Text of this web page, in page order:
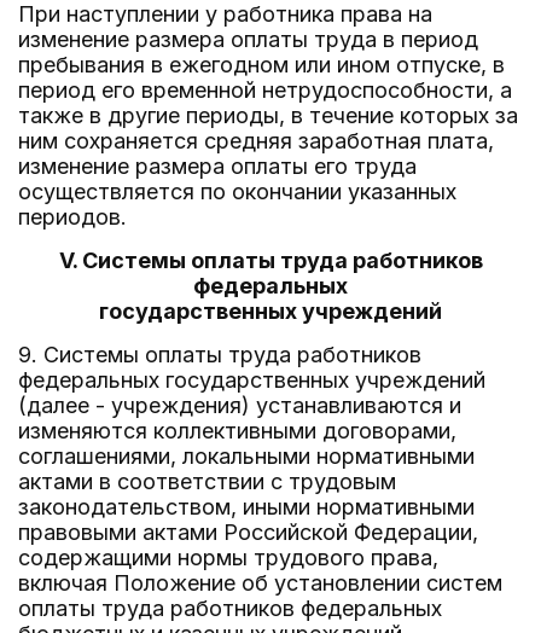
При наступлении у работника права на
изменение размера оплаты труда в период
пребывания в ежегодном или ином отпуске, в
период его временной нетрудоспособности, а
также в другие периоды, в течение которых за
ним сохраняется средняя заработная плата,
изменение размера оплаты его труда
осуществляется по окончании указанных
периодов.
V. Системы оплаты труда работников
федеральных
государственных учреждений
9. Системы оплаты труда работников
федеральных государственных учреждений
(далее - учреждения) устанавливаются и
изменяются коллективными договорами,
соглашениями, локальными нормативными
актами в соответствии с трудовым
законодательством, иными нормативными
правовыми актами Российской Федерации,
содержащими нормы трудового права,
включая Положение об установлении систем
оплаты труда работников федеральных